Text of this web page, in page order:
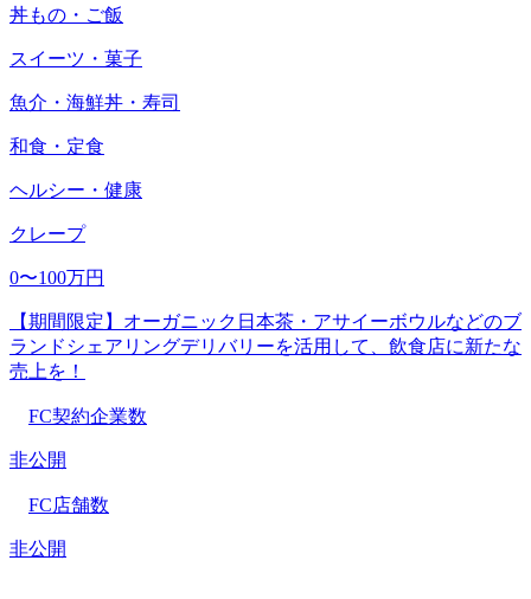
丼もの・ご飯
スイーツ・菓子
魚介・海鮮丼・寿司
和食・定食
ヘルシー・健康
クレープ
0〜100万円
【期間限定】オーガニック日本茶・アサイーボウルなどのブ
ランドシェアリングデリバリーを活用して、飲食店に新たな
売上を！
FC契約企業数
非公開
FC店舗数
非公開